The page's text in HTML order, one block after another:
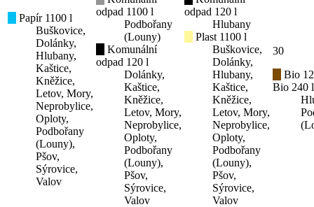
Papír 1100 l
Buškovice,
Dolánky,
Hlubany,
Kaštice,
Kněžice,
Letov, Mory,
Neprobylice,
Oploty,
Podbořany
(Louny),
Pšov,
Sýrovice,
Valov
odpad 1100 l
Podbořany
(Louny)
Komunální
odpad 120 l
Dolánky,
Kaštice,
Kněžice,
Letov, Mory,
Neprobylice,
Oploty,
Podbořany
(Louny),
Pšov,
Sýrovice,
Valov
odpad 120 l
Hlubany
Plast 1100 l
Buškovice,
Dolánky,
Hlubany,
Kaštice,
Kněžice,
Letov, Mory,
Neprobylice,
Oploty,
Podbořany
(Louny),
Pšov,
Sýrovice,
Valov
30
Bio
Bio 240 l